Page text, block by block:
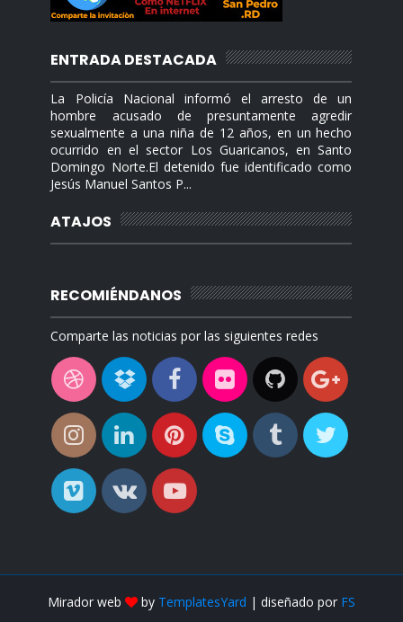
ENTRADA DESTACADA
La Policía Nacional informó el arresto de un
hombre acusado de presuntamente agredir
sexualmente a una niña de 12 años, en un hecho
ocurrido en el sector Los Guaricanos, en Santo
Domingo Norte.El detenido fue identificado como
Jesús Manuel Santos P...
ATAJOS
RECOMIÉNDANOS
Comparte las noticias por las siguientes redes
Mirador web by TemplatesYard | diseñado por FS